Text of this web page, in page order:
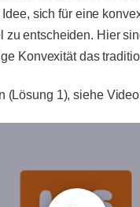
sich für eine
zu entscheiden. Hier
Konvexität das
(Lösung 1), siehe